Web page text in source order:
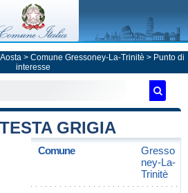
> Comune Gressoney-La-Trinitè > Punto di
interesse
GRIGIA
Comune
Gresso
ney-La-
Trinitè